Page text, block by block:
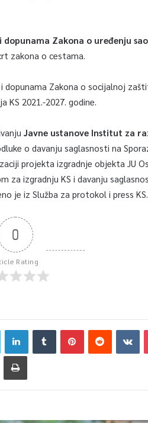
Zakona o uređenju
zakona o cestama.
Zakona o socijalnoj
2021.-2027. godine.
Javne ustanove Institut za
o davanju saglasnosti na
projekta izgradnje objekta JU
za izgradnju KS i davanju
je iz Služba za protokol i press KS.
0
Rating